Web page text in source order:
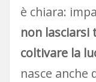
è chiara:
non lasciarsi
coltivare la
nasce anche